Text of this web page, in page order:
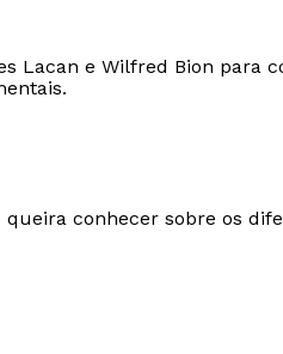
Lacan e Wilfred Bion para
conhecer sobre os